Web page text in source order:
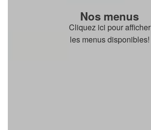
Nos menus
Cliquez ici pour afficher
les menus disponibles!